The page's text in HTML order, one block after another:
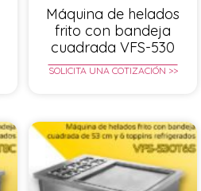
Máquina de helados
frito con bandeja
cuadrada VFS-530
SOLICITA UNA COTIZACIÓN >>